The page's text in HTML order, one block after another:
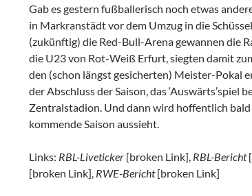
Gab es gestern fußballerisch noch etwas
in Markranstädt vor dem Umzug in die
(zukünftig) die Red-Bull-Arena gewannen die
die U23 von Rot-Weiß Erfurt, siegten damit
den (schon längst gesicherten) Meister-Pokal
der Abschluss der Saison, das ‘Auswärts’spiel
Zentralstadion. Und dann wird hoffentlich
kommende Saison aussieht.
Links: RBL-Liveticker [broken Link], RBL-Bericht
[broken Link], RWE-Bericht[broken Link]